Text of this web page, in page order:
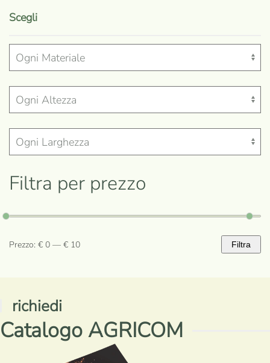
Scegliprodotto
più
varianti.
Le
opzioni
possono
essere
scelte
pagina
prodotto
Filtra per prezzo
Prezzo
Prezzo
Filtra
Prezzo: € 0 — € 10
richiedi
Catalogo AGRICOM